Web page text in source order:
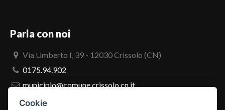
Parla con noi
Via Umberto I, 39 - 12030 Crissolo (CN)
0175.94.902
municipio@comune.crissolo.cn.it
comune.crissolo@pec.it
Cookie